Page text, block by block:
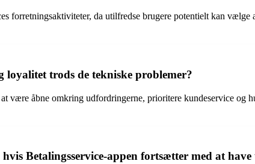
forretningsaktiviteter, da utilfredse brugere potentielt kan
trods de tekniske problemer?
være åbne omkring udfordringerne, prioritere kundeservice og
Betalingsservice-appen fortsætter med at